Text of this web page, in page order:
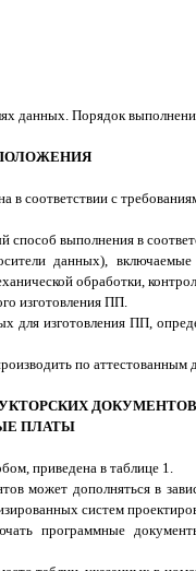
данных. Порядок
в соответствии с
выполнения в
данных),
обработки,
изготовления ПП.
изготовления ПП,
по
ДОКУМЕНТОВ
ПЛАТЫ
приведена в таблице 1.
может дополняться в
систем
программные